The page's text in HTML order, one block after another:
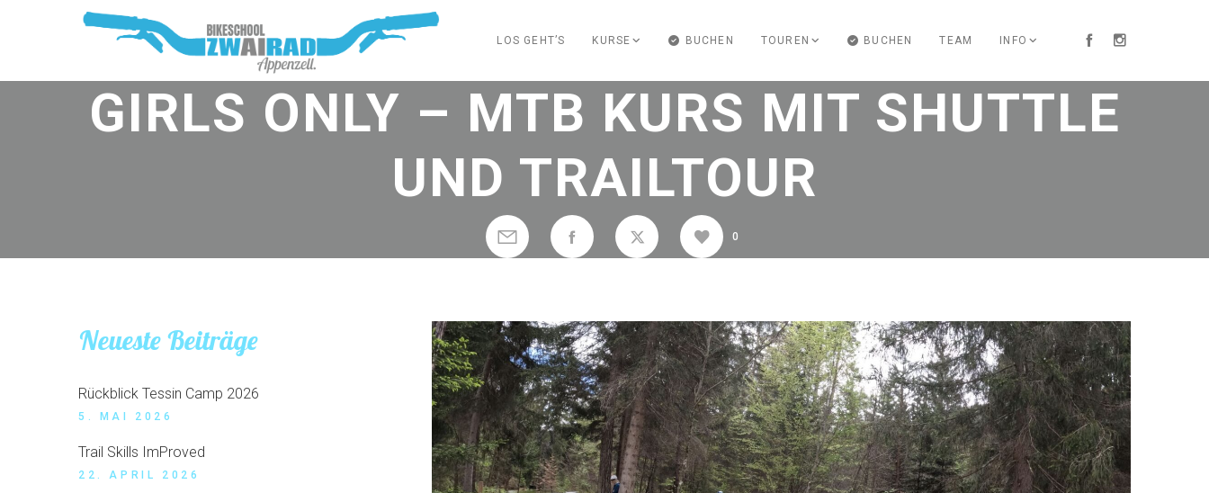
LOS GEHT’S KURSE BUCHEN TOUREN BUCHEN TEAM INFO
GIRLS ONLY – MTB KURS MIT SHUTTLE
UND TRAILTOUR
0
Neueste Beiträge
Rückblick Tessin Camp 2026
5. MAI 2026
Trail Skills ImProved
22. APRIL 2026